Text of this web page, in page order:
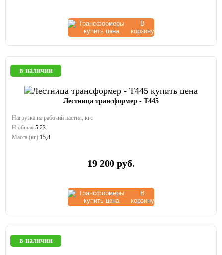
В
корзину
в наличии
Лестница трансформер - Т445
Нагрузка на рабочий настил, кгс
Н общая 5,23
Масса (кг) 15,8
19 200 руб.
В
корзину
в наличии